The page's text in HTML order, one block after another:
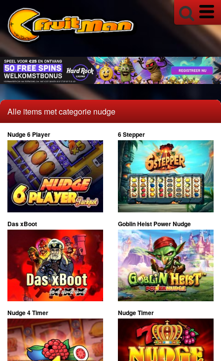
Alle items met categorie nudge
Nudge 6 Player 6 Stepper
Das xBoot Goblin Heist Power Nudge
Nudge 4 Timer Nudge Timer